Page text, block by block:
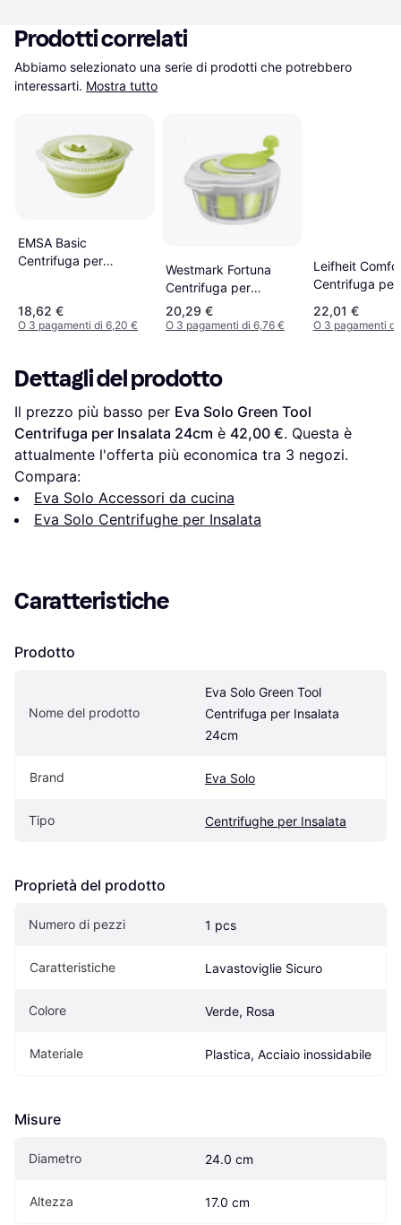
Prodotti correlati
Abbiamo selezionato una serie di prodotti che potrebbero
interessarti. Mostra tutto
EMSA Basic
Centrifuga per
18,62 €
O 3 pagamenti di 6,20 €
Westmark Fortuna
Centrifuga per
Insalata 26cm
20,29 €
O 3 pagamenti di 6,76 €
Leifheit
Centrifuga per
Insalata
22,01 €
O 3 pagamenti
Dettagli del prodotto
Il prezzo più basso per Eva Solo Green Tool
Centrifuga per Insalata 24cm è 42,00 €. Questa è
attualmente l'offerta più economica tra 3 negozi.
Compara:
Eva Solo Accessori da cucina
Eva Solo Centrifughe per Insalata
Caratteristiche
Prodotto
Nome del prodotto
Eva Solo Green Tool
Centrifuga per Insalata
24cm
Brand Eva Solo
Tipo Centrifughe per Insalata
Proprietà del prodotto
Numero di pezzi 1 pcs
Caratteristiche Lavastoviglie Sicuro
Colore Verde, Rosa
Materiale Plastica, Acciaio inossidabile
Misure
Diametro 24.0 cm
Altezza 17.0 cm